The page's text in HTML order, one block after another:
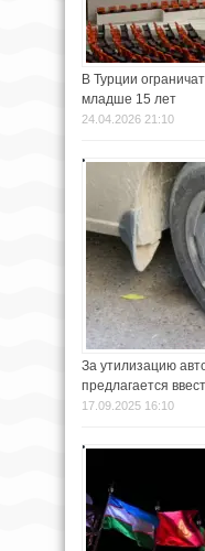
В Турции
младше 15 лет
24.04.2026 21:10
За утилизацию
предлагается
17.09.2025 16:10